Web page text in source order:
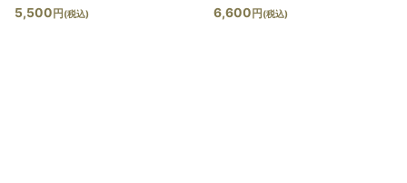
5,500 円 (税込) 6,600 円 (税込)